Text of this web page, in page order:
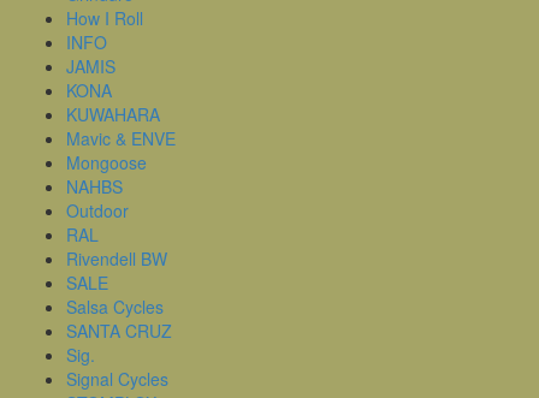
How I Roll
INFO
JAMIS
KONA
KUWAHARA
Mavic & ENVE
Mongoose
NAHBS
Outdoor
RAL
Rivendell BW
SALE
Salsa Cycles
SANTA CRUZ
Sig.
Signal Cycles